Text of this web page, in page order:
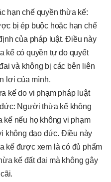
hạn chế quyền thừa kế:
bị ép buộc hoặc hạn chế
của pháp luật. Điều này
kế có quyền tự do quyết
và không bị các bên liên
lợi của mình.
kế do vi phạm pháp luật
Người thừa kế không
nếu họ không vi phạm
không đạo đức. Điều này
kế được xem là có đủ phẩm
kế đất đai mà không gây